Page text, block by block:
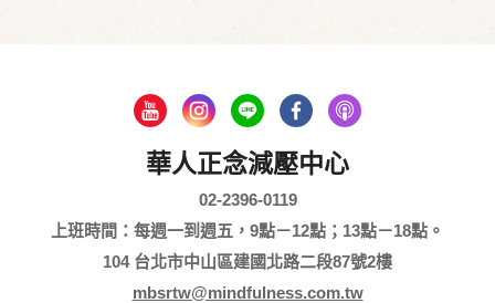
華人正念減壓中心
02-2396-0119
上班時間：每週一到週五，9點－12點；13點－18點。
104 台北市中山區建國北路二段87號2樓
mbsrtw@mindfulness.com.tw